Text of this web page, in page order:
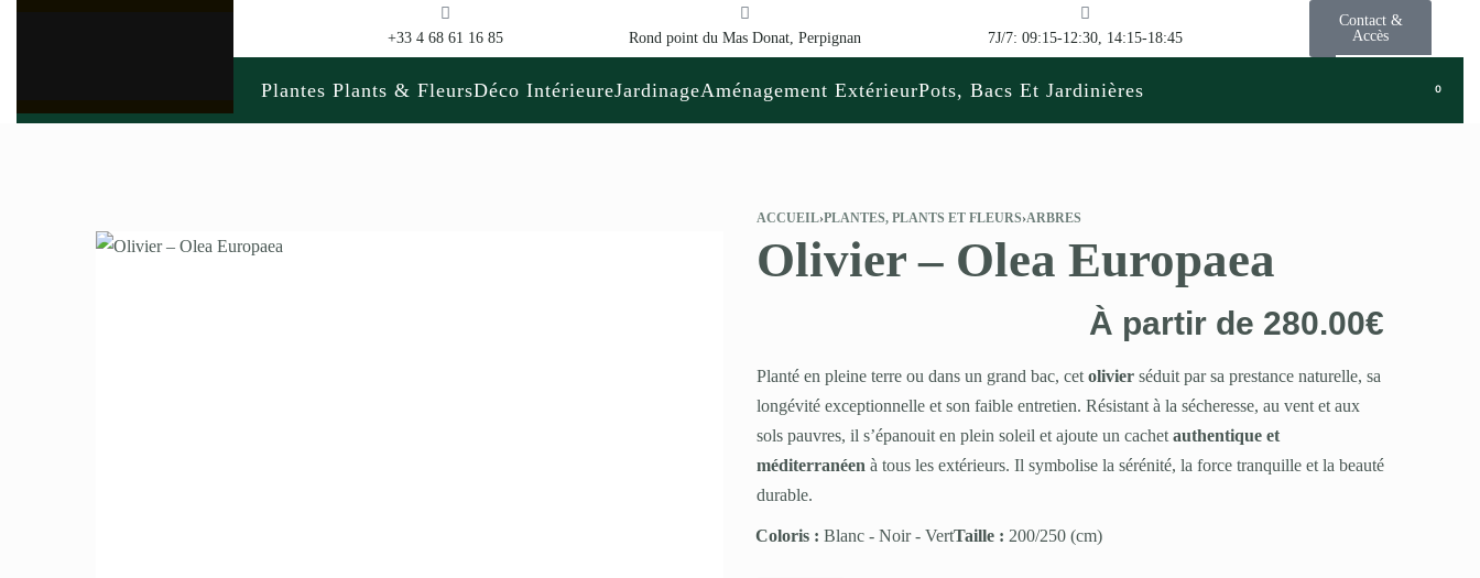
+33 4 68 61 16 85 Rond point du Mas Donat, Perpignan 7J/7: 09:15-12:30, 14:15-18:45
Contact &
Accès
Plantes Plants & FleursDéco IntérieureJardinageAménagement ExtérieurPots, Bacs Et Jardinières 0
ACCUEIL›PLANTES, PLANTS ET FLEURS›ARBRES
Olivier – Olea Europaea
À partir de 280.00€
Planté en pleine terre ou dans un grand bac, cet olivier séduit par sa prestance naturelle, sa
longévité exceptionnelle et son faible entretien. Résistant à la sécheresse, au vent et aux
sols pauvres, il s’épanouit en plein soleil et ajoute un cachet authentique et
méditerranéen à tous les extérieurs. Il symbolise la sérénité, la force tranquille et la beauté
durable.
Coloris : Blanc - Noir- VertTaille : 200/250 (cm)